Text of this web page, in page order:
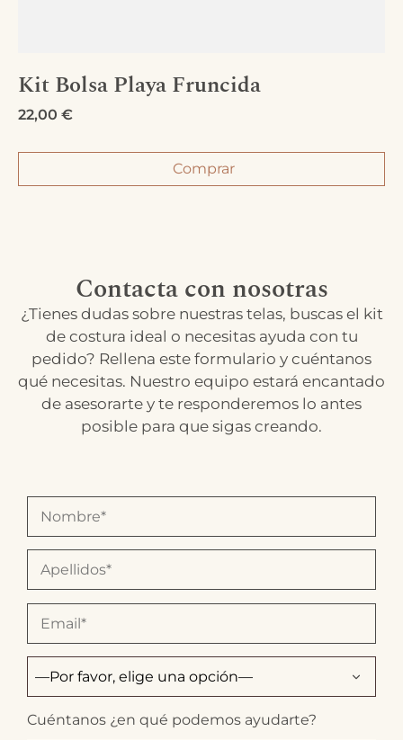
Kit Bolsa Playa Fruncida
22,00 €
Comprar
Contacta con nosotras
¿Tienes dudas sobre nuestras telas, buscas el kit
de costura ideal o necesitas ayuda con tu
pedido? Rellena este formulario y cuéntanos
qué necesitas. Nuestro equipo estará encantado
de asesorarte y te responderemos lo antes
posible para que sigas creando.
Cuéntanos ¿en qué podemos ayudarte?